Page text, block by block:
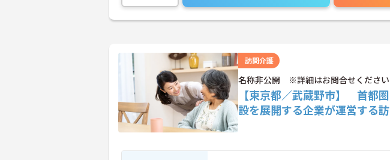
訪問介護
名称非公開 ※詳細はお問合せください
【東京都／武蔵野市】 首都
設を展開する企業が運営する